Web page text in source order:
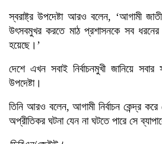
স্বরাষ্ট্র উপদেষ্টা আরও বলেন, ‘আগামী
উৎসবমুখর করতে মাঠ প্রশাসনকে সব ধরনের
হয়েছে।’
দেশে এখন সবাই নির্বাচনমুখী জানিয়ে সবার
উপদেষ্টা।
তিনি আরও বলেন, আগামী নির্বাচন কেন্দ্র করে
অপ্রীতিকর ঘটনা যেন না ঘটতে পারে সে